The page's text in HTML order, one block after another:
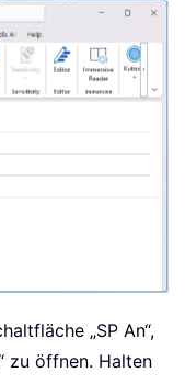
„SP An“,
zu öffnen. Halten